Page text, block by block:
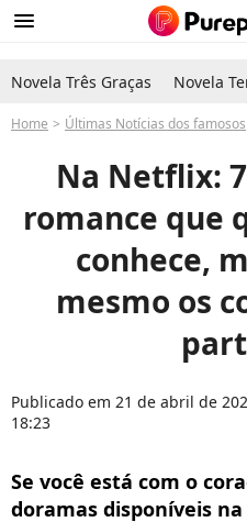
menu
Novela Três Graças Novela
Home Últimas Notícias dos famosos
Na Netflix:
romance que
conhece,
mesmo os
Publicado em 21 de abril de
18:23
Se você está com o
doramas disponíveis